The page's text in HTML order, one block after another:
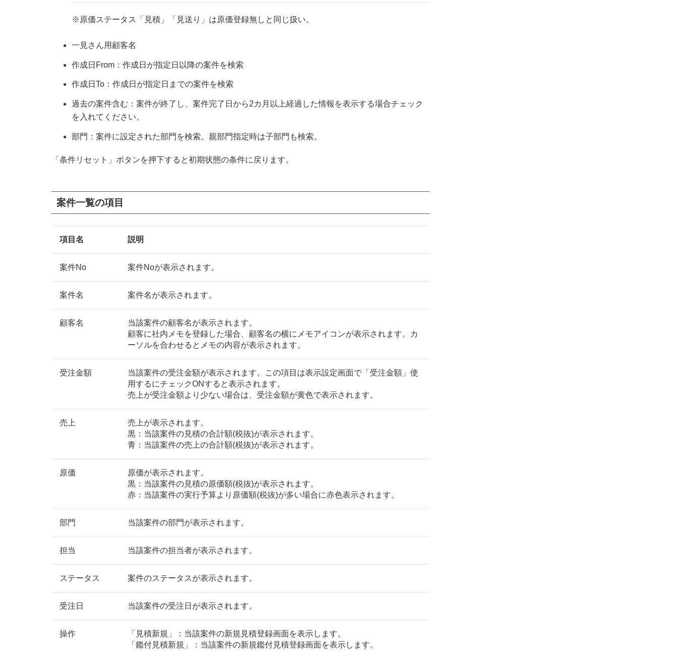
※原価ステータス「見積」「見送り」は原価登録無しと同じ扱い。
一見さん用顧客名
作成日From：作成日が指定日以降の案件を検索
作成日To：作成日が指定日までの案件を検索
過去の案件含む：案件が終了し、案件完了日から2カ月以上経過した情報を表示する場合チェック
を入れてください。
部門：案件に設定された部門を検索。親部門指定時は子部門も検索。
「条件リセット」ボタンを押下すると初期状態の条件に戻ります。
案件一覧の項目
項目名 説明
案件No 案件Noが表示されます。
案件名 案件名が表示されます。
顧客名
当該案件の顧客名が表示されます。
顧客に社内メモを登録した場合、顧客名の横にメモアイコンが表示されます。カ
ーソルを合わせるとメモの内容が表示されます。
受注金額
当該案件の受注金額が表示されます。この項目は表示設定画面で「受注金額」使
用するにチェックONすると表示されます。
売上が受注金額より少ない場合は、受注金額が黄色で表示されます。
売上
売上が表示されます。
黒：当該案件の見積の合計額(税抜)が表示されます。
青：当該案件の売上の合計額(税抜)が表示されます。
原価
原価が表示されます。
黒：当該案件の見積の原価額(税抜)が表示されます。
赤：当該案件の実行予算より原価額(税抜)が多い場合に赤色表示されます。
部門 当該案件の部門が表示されます。
担当 当該案件の担当者が表示されます。
ステータス 案件のステータスが表示されます。
受注日 当該案件の受注日が表示されます。
操作
「見積新規」：当該案件の新規見積登録画面を表示します。
「鑑付見積新規」：当該案件の新規鑑付見積登録画面を表示します。